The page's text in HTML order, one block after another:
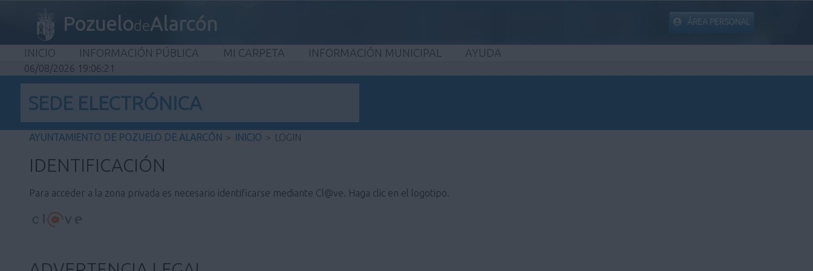
PozuelodeAlarcón ÁREA PERSONAL
INICIO INFORMACIÓN PÚBLICA MI CARPETA INFORMACIÓN MUNICIPAL AYUDA
06/08/2026 19:06:21
SEDE ELECTRÓNICA
AYUNTAMIENTO DE POZUELO DE ALARCÓN > INICIO > LOGIN
IDENTIFICACIÓN
Para acceder a la zona privada es necesario identificarse mediante Cl@ve. Haga clic en el logotipo.